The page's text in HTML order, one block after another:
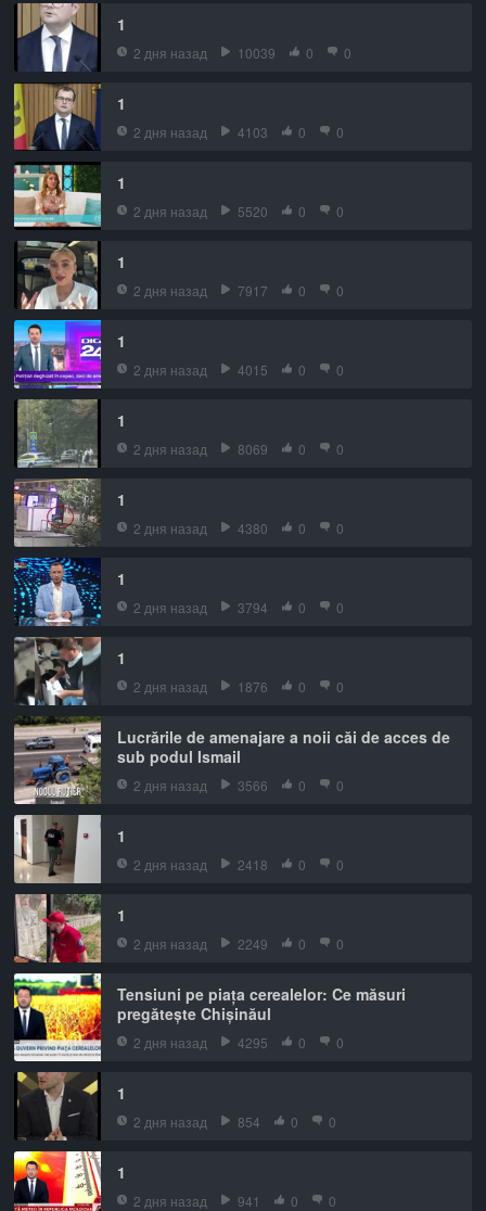
1
2 дня назад 10039 0 0
1
2 дня назад 4103 0 0
1
2 дня назад 5520 0 0
1
2 дня назад 7917 0 0
1
2 дня назад 4015 0 0
1
2 дня назад 8069 0 0
1
2 дня назад 4380 0 0
1
2 дня назад 3794 0 0
1
2 дня назад 1876 0 0
Lucrările de amenajare a noii căi de acces de
sub podul Ismail
2 дня назад 3566 0 0
1
2 дня назад 2418 0 0
1
2 дня назад 2249 0 0
Tensiuni pe piața cerealelor: Ce măsuri
pregătește Chișinăul
2 дня назад 4295 0 0
1
2 дня назад 854 0 0
1
2 дня назад 941 0 0